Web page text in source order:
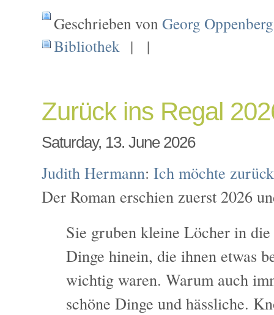
Geschrieben vonGeorg Oppenberg
Bibliothek | |
Zurück ins Regal
Saturday, 13. June 2026
Judith Hermann:Ich möchte
Der Roman erschien zuerst 2026
Sie gruben kleine Löcher in
Dinge hinein, die ihnen etwas
wichtig waren. Warum auch
schöne Dinge und hässliche.